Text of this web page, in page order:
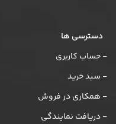
دسترسی ها
- حساب کاربری
- سبد خرید
- همکاری در فروش
- دریافت نمایندگی